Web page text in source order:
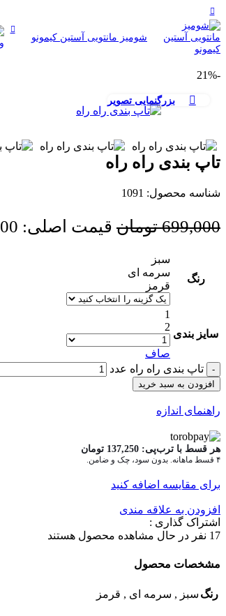
شومیز مانتویی آستین کیمونو
-21%
بزرگنمایی تصویر
تاپ بندی راه راه
شناسه محصول: 1091
699,000 تومان قیمت اصلی: 699,000 تومان بود.
رنگ
سبز
سرمه ای
قرمز
سایز بندی
1
2
صاف
تاپ بندی راه راه عدد
افزودن به سبد خرید
راهنمای اندازه
هر قسط با ترب‌پی: 137,250 تومان
۴ قسط ماهانه. بدون سود، چک و ضامن.
برای مقایسه اضافه کنید
افزودن به علاقه مندی
اشتراک گذاری :
17 نفر در حال مشاهده محصول هستند
مشخصات محصول
رنگ سبز , سرمه ای , قرمز